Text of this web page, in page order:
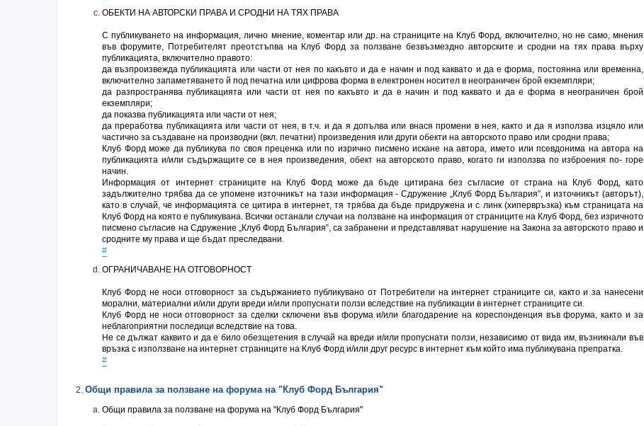
ОБЕКТИ НА АВТОРСКИ ПРАВА И СРОДНИ НА ТЯХ ПРАВА
С публикуването на информация, лично мнение, коментар или др. на страниците на Клуб Форд, включително, но не само, мнения
във форумите, Потребителят преотстъпва на Клуб Форд за ползване безвъзмездно авторските и сродни на тях права върху
публикацията, включително правото:
да възпроизвежда публикацията или части от нея по какъвто и да е начин и под каквато и да е форма, постоянна или временна,
включително запаметяването й под печатна или цифрова форма в електронен носител в неограничен брой екземпляри;
да разпространява публикацията или части от нея по какъвто и да е начин и под каквато и да е форма в неограничен брой
екземпляри;
да показва публикацията или части от нея;
да преработва публикацията или части от нея, в т.ч. и да я допълва или внася промени в нея, както и да я използва изцяло или
частично за създаване на производни (вкл. печатни) произведения или други обекти на авторското право или сродни права;
Клуб Форд може да публикува по своя преценка или по изрично писмено искане на автора, името или псевдонима на автора на
публикацията и/или съдържащите се в нея произведения, обект на авторското право, когато ги използва по изброения по- горе
начин.
Информация от интернет страниците на Клуб Форд може да бъде цитирана без съгласие от страна на Клуб Форд, като
задължително трябва да се упомене източникът на тази информация - Сдружение „Клуб Форд България”, и източникът (авторът),
като в случай, че информацията се цитира в интернет, тя трябва да бъде придружена и с линк (хипервръзка) към страницата на
Клуб Форд на която е публикувана. Всички останали случаи на ползване на информация от страниците на Клуб Форд, без изричното
писмено съгласие на Сдружение „Клуб Форд България”, са забранени и представляват нарушение на Закона за авторското право и
сродните му права и ще бъдат преследвани.
#
ОГРАНИЧАВАНЕ НА ОТГОВОРНОСТ
Клуб Форд не носи отговорност за съдържанието публикувано от Потребители на интернет страниците си, както и за нанесени
морални, материални и/или други вреди и/или пропуснати ползи вследствие на публикации в интернет страниците си.
Клуб Форд не носи отговорност за сделки сключени във форума и/или благодарение на кореспонденция във форума, както и за
неблагоприятни последици вследствие на това.
Не се дължат каквито и да е било обезщетения в случай на вреди и/или пропуснати ползи, независимо от вида им, възникнали във
връзка с използване на интернет страниците на Клуб Форд и/или друг ресурс в интернет към който има публикувана препратка.
#
Общи правила за ползване на форумa на "Клуб Форд България"
Общи правила за ползване на форумa на "Клуб Форд България"